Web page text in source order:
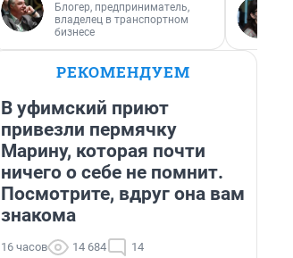
Блогер, предприниматель,
владелец в транспортном
бизнесе
РЕКОМЕНДУЕМ
В уфимский приют
привезли пермячку
Марину, которая почти
ничего о себе не помнит.
Посмотрите, вдруг она вам
знакома
16 часов 14 684 14